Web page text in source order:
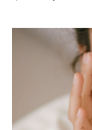
MODA & LJEPOTA